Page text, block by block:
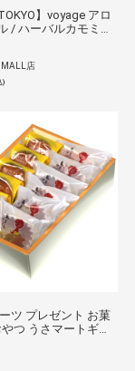
】voyage アロ
/ ハーバルカモミー
店
)
ツ プレゼント お菓
つ うさマートギフ